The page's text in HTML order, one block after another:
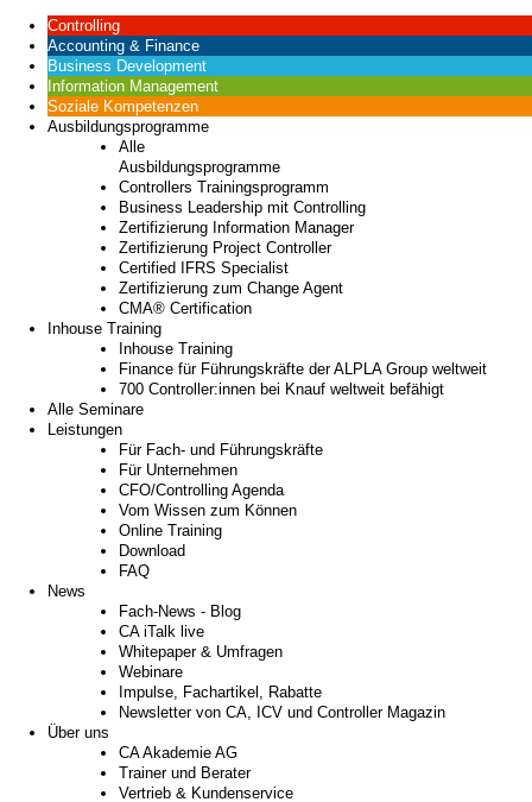
Controlling
Accounting & Finance
Business Development
Information Management
Soziale Kompetenzen
Ausbildungsprogramme
Alle
Ausbildungsprogramme
Controllers Trainingsprogramm
Business Leadership mit Controlling
Zertifizierung Information Manager
Zertifizierung Project Controller
Certified IFRS Specialist
Zertifizierung zum Change Agent
CMA® Certification
Inhouse Training
Inhouse Training
Finance für Führungskräfte der ALPLA Group weltweit
700 Controller:innen bei Knauf weltweit befähigt
Alle Seminare
Leistungen
Für Fach- und Führungskräfte
Für Unternehmen
CFO/Controlling Agenda
Vom Wissen zum Können
Online Training
Download
FAQ
News
Fach-News - Blog
CA iTalk live
Whitepaper & Umfragen
Webinare
Impulse, Fachartikel, Rabatte
Newsletter von CA, ICV und Controller Magazin
Über uns
CA Akademie AG
Trainer und Berater
Vertrieb & Kundenservice